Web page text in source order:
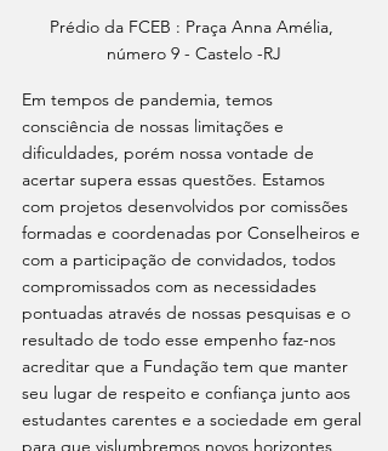
Prédio da FCEB : Praça Anna Amélia,
número 9 - Castelo -RJ
Em tempos de pandemia, temos
consciência de nossas limitações e
dificuldades, porém nossa vontade de
acertar supera essas questões. Estamos
com projetos desenvolvidos por comissões
formadas e coordenadas por Conselheiros e
com a participação de convidados, todos
compromissados com as necessidades
pontuadas através de nossas pesquisas e o
resultado de todo esse empenho faz-nos
acreditar que a Fundação tem que manter
seu lugar de respeito e confiança junto aos
estudantes carentes e a sociedade em geral